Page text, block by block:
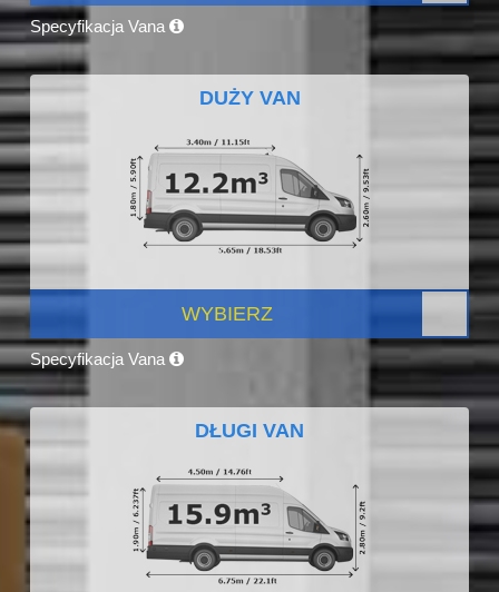
Specyfikacja Vana
DUŻY VAN
WYBIERZ
Specyfikacja Vana
DŁUGI VAN